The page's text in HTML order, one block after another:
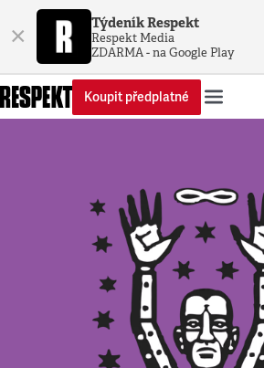
× Týdeník Respekt
Respekt Media
ZDARMA - na Google Play
Koupit předplatné